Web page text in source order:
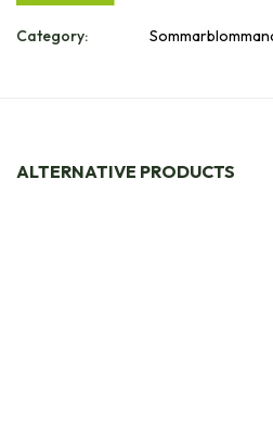
Category:
ALTERNATIVE PRODUCTS